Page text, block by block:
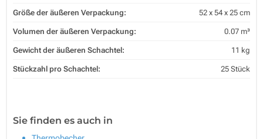
Größe der äußeren Verpackung: 52 x 54 x 25 cm
Volumen der äußeren Verpackung: 0.07 m³
Gewicht der äußeren Schachtel: 11 kg
Stückzahl pro Schachtel: 25 Stück
Sie finden es auch in